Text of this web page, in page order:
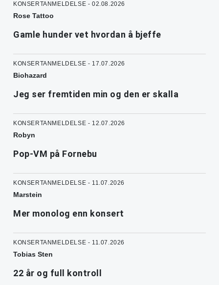
KONSERTANMELDELSE - 02.08.2026
Rose Tattoo
Gamle hunder vet hvordan å bjeffe
KONSERTANMELDELSE - 17.07.2026
Biohazard
Jeg ser fremtiden min og den er skalla
KONSERTANMELDELSE - 12.07.2026
Robyn
Pop-VM på Fornebu
KONSERTANMELDELSE - 11.07.2026
Marstein
Mer monolog enn konsert
KONSERTANMELDELSE - 11.07.2026
Tobias Sten
22 år og full kontroll